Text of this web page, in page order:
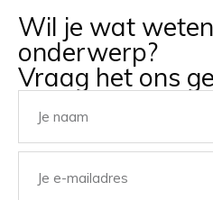
Wil je wat
onderwerp?
Vraag het ons